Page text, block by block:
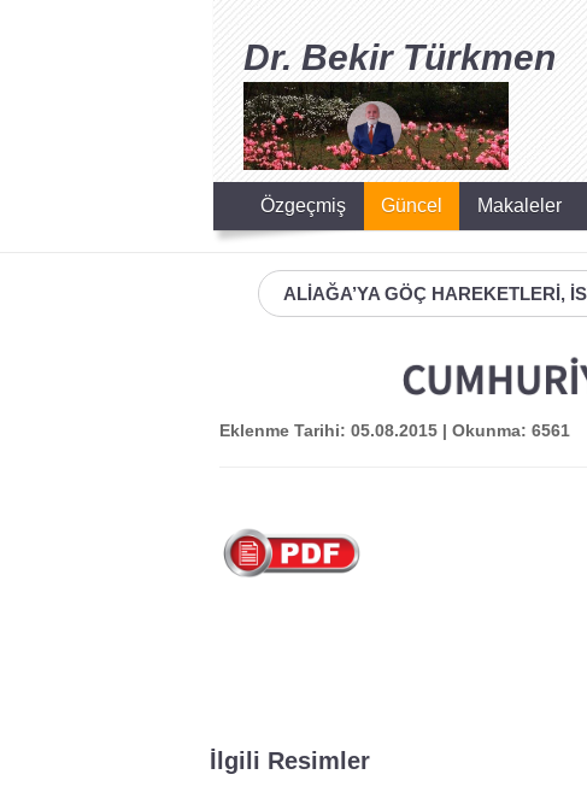
Dr. Bekir Türkmen
Özgeçmiş Güncel Makaleler
ALİAĞA’YA GÖÇ HAREKETLERİ,
Eklenme Tarihi: 05.08.2015 | Okunma: 6561
İlgili Resimler